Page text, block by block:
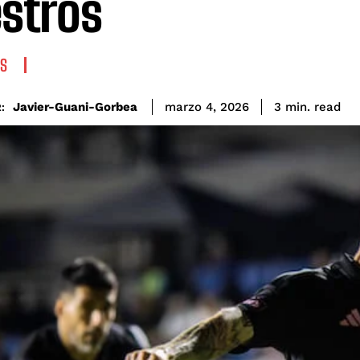
Javier-Guani-Gorbea marzo 4, 2026 3 min. read